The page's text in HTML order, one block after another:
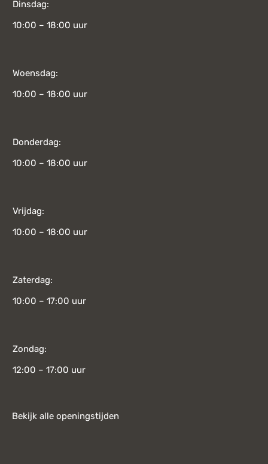
Dinsdag:
10:00 – 18:00 uur
Woensdag:
10:00 – 18:00 uur
Donderdag:
10:00 – 18:00 uur
Vrijdag:
10:00 – 18:00 uur
Zaterdag:
10:00 – 17:00 uur
Zondag:
12:00 – 17:00 uur
Bekijk alle openingstijden